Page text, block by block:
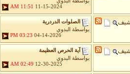
11-15-2024
11:51 AM
الصلوات الدردرية
بواسطة
البدوي
04-14-2026
03:23 PM
آية الحرص العظيمة
بواسطة
البدوي
12-30-2025
02:49 AM